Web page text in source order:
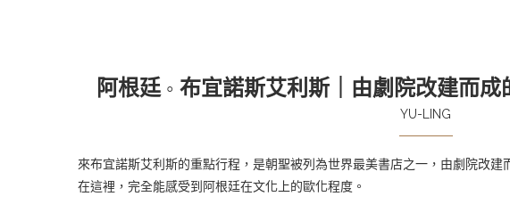
阿根廷 ◦ 布宜諾斯艾利斯｜由劇院改建而
YU-LING
來布宜諾斯艾利斯的重點行程，是朝聖被列為世界最美書店之一，由劇院改建
在這裡，完全能感受到阿根廷在文化上的歐化程度。